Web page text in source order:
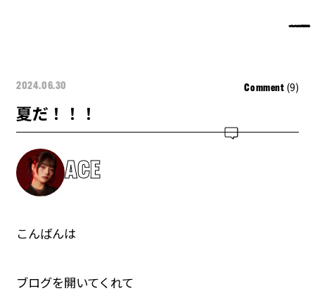
2024.06.30 Comment (9)
夏だ！！！
ACE
こんばんは
ブログを開いてくれて